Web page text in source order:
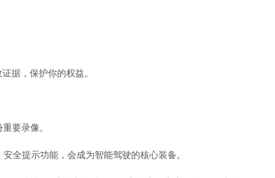
据，保护你的权益。
要录像。
全提示功能，会成为智能驾驶的核心装备。